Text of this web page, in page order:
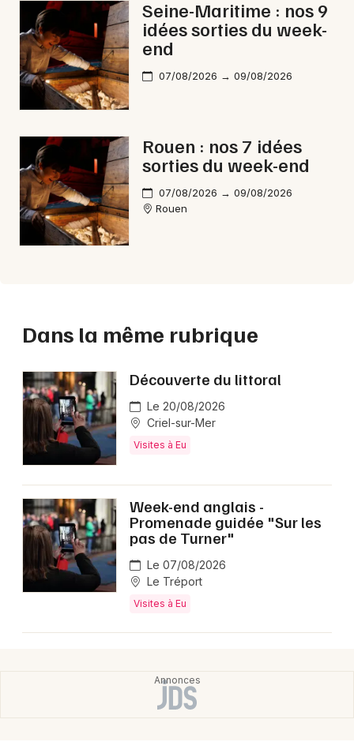
Seine-Maritime : nos 9
idées sorties du week-
end
07/08/2026 → 09/08/2026
Rouen : nos 7 idées
sorties du week-end
07/08/2026 → 09/08/2026
Rouen
Dans la même rubrique
Découverte du littoral
Le 20/08/2026
Criel-sur-Mer
Visites à Eu
Week-end anglais -
Promenade guidée "Sur les
pas de Turner"
Le 07/08/2026
Le Tréport
Visites à Eu